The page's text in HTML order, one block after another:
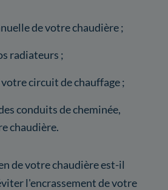
de votre chaudière ;
radiateurs ;
circuit de chauffage ;
conduits de cheminée,
chaudière.
de votre chaudière est-il
l'encrassement de votre